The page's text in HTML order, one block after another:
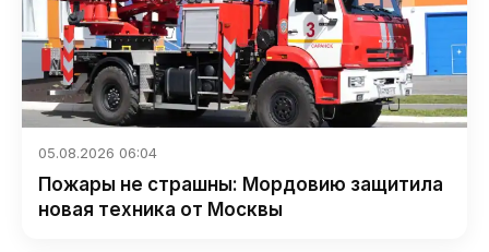
05.08.2026 06:04
Пожары не страшны: Мордовию защитила
новая техника от Москвы